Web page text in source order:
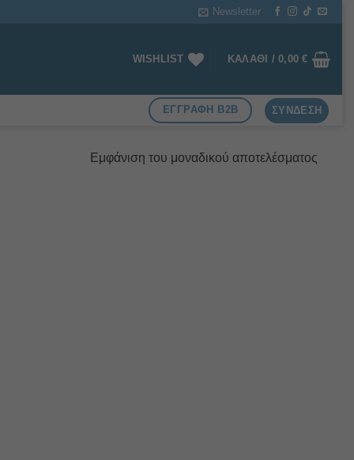
Newsletter
WISHLIST ΚΑΛΆΘΙ /0,00€
ΕΓΓΡΑΦΗ B2B ΣΎΝΔΕΣΗ
Εμφάνιση του μοναδικού αποτελέσματος